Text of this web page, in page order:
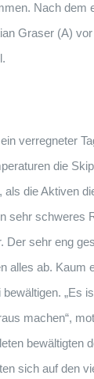
Nach dem
Graser (A)
verregneter
die
als die Aktiven
sehr schweres
Der sehr eng
alles ab. Kaum
„Es
machen“,
bewältigten
sich auf den